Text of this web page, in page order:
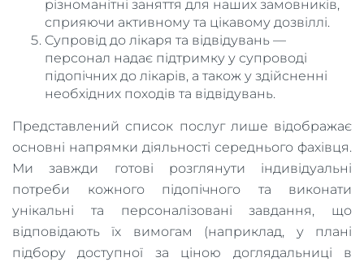
різноманітні заняття для наших замовників,
сприяючи активному та цікавому дозвіллі.
Супровід до лікаря та відвідувань —
персонал надає підтримку у супроводі
підопічних до лікарів, а також у здійсненні
необхідних походів та відвідувань.
Представлений список послуг лише відображає
основні напрямки діяльності середнього фахівця.
Ми завжди готові розглянути індивідуальні
потреби кожного підопічного та виконати
унікальні та персоналізовані завдання, що
відповідають їх вимогам (наприклад, у плані
підбору доступної за ціною доглядальниці в